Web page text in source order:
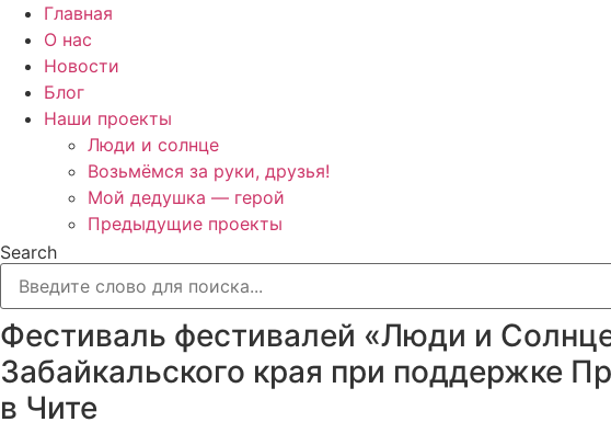
Главная
О нас
Новости
Блог
Наши проекты
Люди и солнце
Возьмёмся за руки, друзья!
Мой дедушка — герой
Предыдущие проекты
Search
Фестиваль фестивалей «Люди и
Забайкальского края при поддержке
в Чите